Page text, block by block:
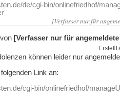
de/cgi-bin/onlinefriedhof/
[Verfasser nur für
[Verfasser nur für
Erstellt
können leider nur
Link an:
cgi-bin/onlinefriedhof/